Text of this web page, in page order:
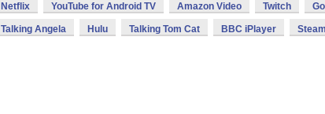
Netflix YouTube for Android TV Amazon Video Twitch
Talking Angela Hulu Talking Tom Cat BBC iPlayer Steam